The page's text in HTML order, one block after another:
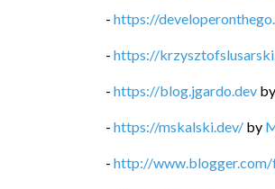
- https://
- https://
- https://blog.jgardo.dev by
- https://mskalski.dev/ by
- http://www.blogger.com/